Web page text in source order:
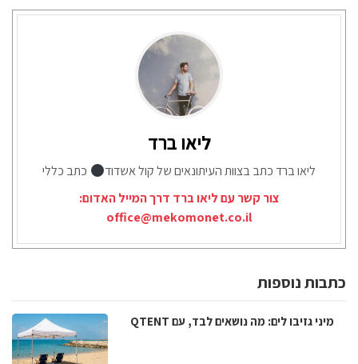
ליאו ברד
ליאו ברד כתב בצוות העיתונאים של קול אשדוד
כתב כללי
צור קשר עם ליאו ברד דרך המייל האדום:
office@mekomonet.co.il
כתבות נוספות
מיני גזיבו לים: מה נושאים לבד, עם QTENT